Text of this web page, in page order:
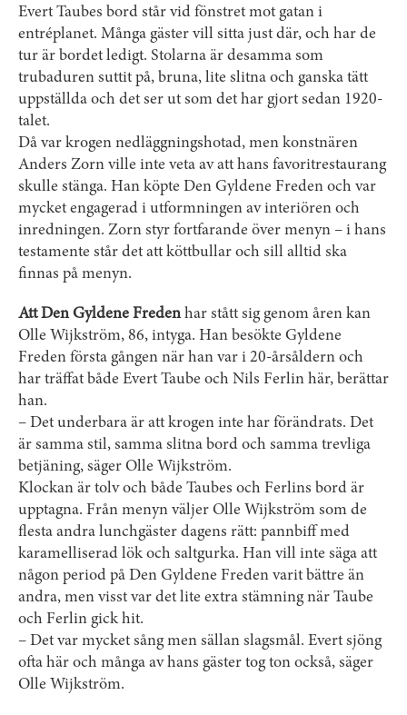
Evert Taubes bord står vid fönstret mot gatan i
entréplanet. Många gäster vill sitta just där, och har de
tur är bordet ledigt. Stolarna är desamma som
trubaduren suttit på, bruna, lite slitna och ganska tätt
uppställda och det ser ut som det har gjort sedan 1920-
talet.
Då var krogen nedläggningshotad, men konstnären
Anders Zorn ville inte veta av att hans favoritrestaurang
skulle stänga. Han köpte Den Gyldene Freden och var
mycket engagerad i utformningen av interiören och
inredningen. Zorn styr fortfarande över menyn – i hans
testamente står det att köttbullar och sill alltid ska
finnas på menyn.
Att Den Gyldene Fredenhar stått sig genom åren kan
Olle Wijkström, 86, intyga. Han besökte Gyldene
Freden första gången när han var i 20-årsåldern och
har träffat både Evert Taube och Nils Ferlin här, ­berättar
han.
– Det underbara är att krogen inte har förändrats. Det
är samma stil, samma slitna bord och samma trevliga
betjäning, säger Olle Wijkström.
Klockan är tolv och både Taubes och Ferlins bord är
upptagna. Från menyn väljer Olle Wijkström som de
flesta andra lunchgäster dagens rätt: pannbiff med
karamelliserad lök och saltgurka. Han vill inte säga att
någon period på Den Gyldene Freden varit bättre än
andra, men visst var det lite extra stämning när Taube
och Ferlin gick hit.
– Det var mycket sång men sällan slagsmål. Evert sjöng
ofta här och många av hans gäster tog ton också, säger
Olle Wijkström.